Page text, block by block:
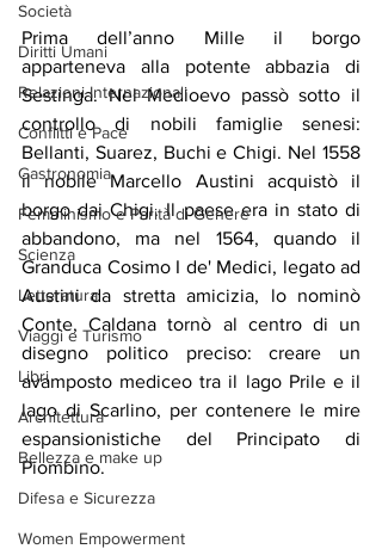
Società
Diritti Umani
Relazioni Internazionali
Conflitti e Pace
Gastronomia
Femminismo e Parità di Genere
Scienza
Letteratura
Viaggi e Turismo
Libri
Architettura
Bellezza e make up
Difesa e Sicurezza
Women Empowerment
Prima dell’anno Mille il borgo
apparteneva alla potente abbazia di
Sestinga. Nel Medioevo passò sotto il
controllo di nobili famiglie senesi:
Bellanti, Suarez, Buchi e Chigi. Nel 1558
il nobile Marcello Austini acquistò il
borgo dai Chigi. Il paese era in stato di
abbandono, ma nel 1564, quando il
Granduca Cosimo I de' Medici, legato ad
Austini da stretta amicizia, lo nominò
Conte, Caldana tornò al centro di un
disegno politico preciso: creare un
avamposto mediceo tra il lago Prile e il
lago di Scarlino, per contenere le mire
espansionistiche del Principato di
Piombino.